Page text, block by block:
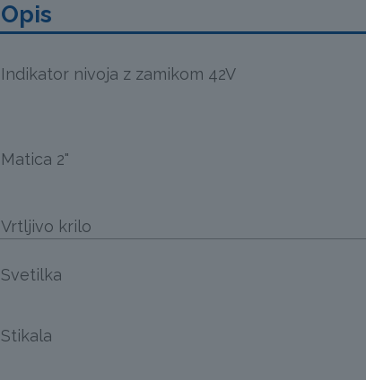
Opis
Indikator nivoja z zamikom 42V
Matica 2"
Vrtljivo krilo
Svetilka
Stikala